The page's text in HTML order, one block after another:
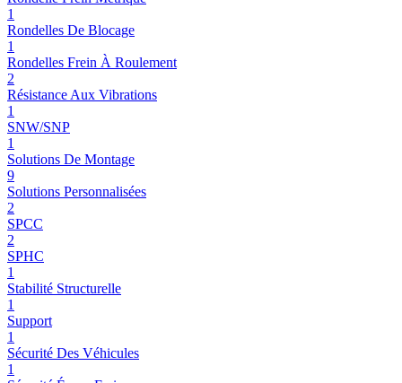
1
Rondelles De Blocage
1
Rondelles Frein À Roulement
2
Résistance Aux Vibrations
1
SNW/SNP
1
Solutions De Montage
9
Solutions Personnalisées
2
SPCC
2
SPHC
1
Stabilité Structurelle
1
Support
1
Sécurité Des Véhicules
1